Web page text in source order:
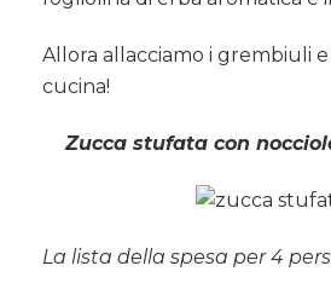
Allora allacciamo i grembiuli
cucina!
Zucca stufata con
La lista della spesa per 4